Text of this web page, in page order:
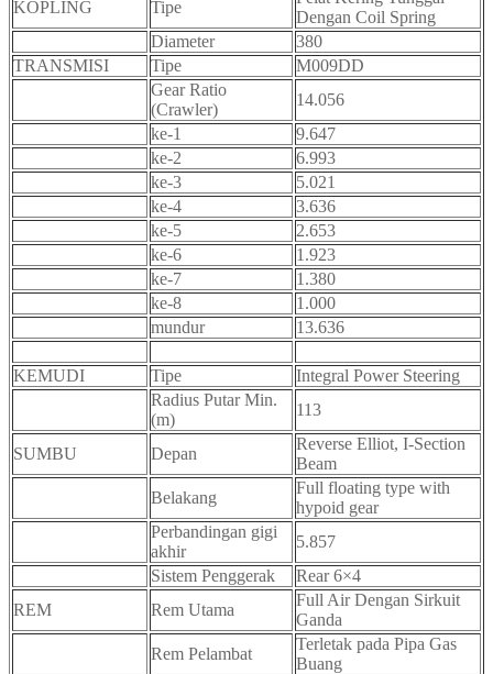
KOPLING
Tipe
Dengan Coil Spring
Diameter
380
TRANSMISI
Tipe
M009DD
Gear Ratio
(Crawler)
14.056
ke-1
9.647
ke-2
6.993
ke-3
5.021
ke-4
3.636
ke-5
2.653
ke-6
1.923
ke-7
1.380
ke-8
1.000
mundur
13.636
KEMUDI Tipe
Integral Power Steering
Radius Putar Min.
(m)
113
SUMBU Depan
Reverse Elliot, I-Section
Beam
Belakang
Full floating type with
hypoid gear
Perbandingan gigi
akhir
5.857
Sistem Penggerak
Rear 6×4
REM
Rem Utama
Full Air Dengan Sirkuit
Ganda
Rem Pelambat
Terletak pada Pipa Gas
Buang